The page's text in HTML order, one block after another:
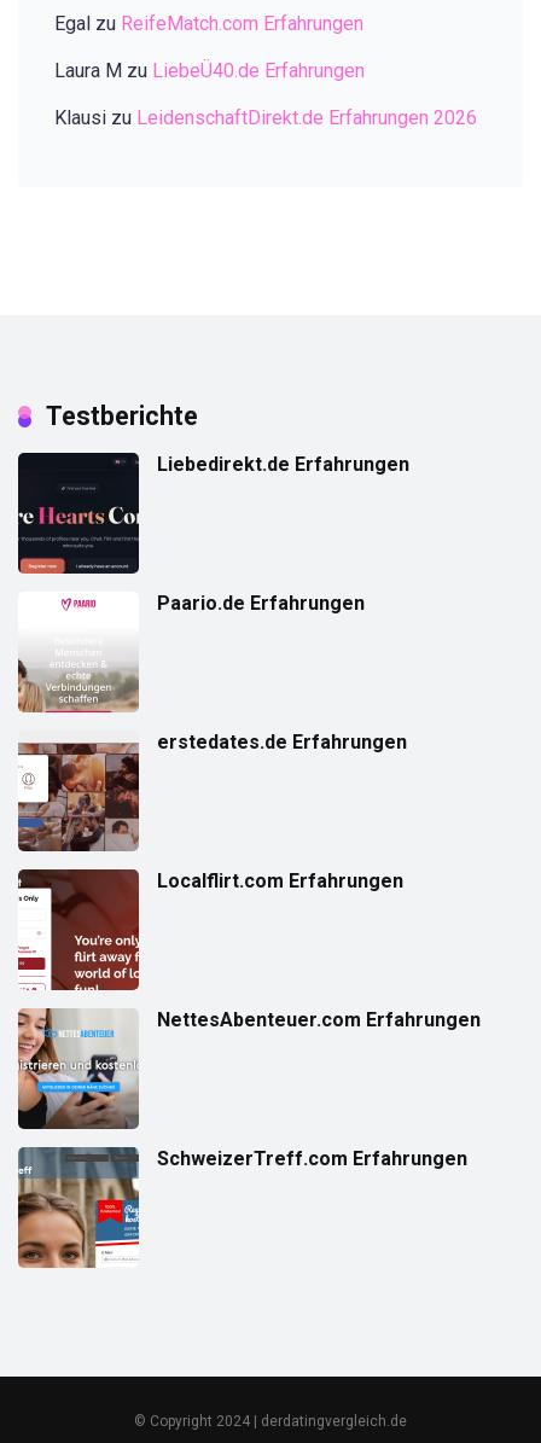
Egal zu ReifeMatch.com Erfahrungen
Laura M zu LiebeÜ40.de Erfahrungen
Klausi zu LeidenschaftDirekt.de Erfahrungen 2026
Testberichte
Liebedirekt.de Erfahrungen
Paario.de Erfahrungen
erstedates.de Erfahrungen
Localflirt.com Erfahrungen
NettesAbenteuer.com Erfahrungen
SchweizerTreff.com Erfahrungen
© Copyright 2024 | derdatingvergleich.de